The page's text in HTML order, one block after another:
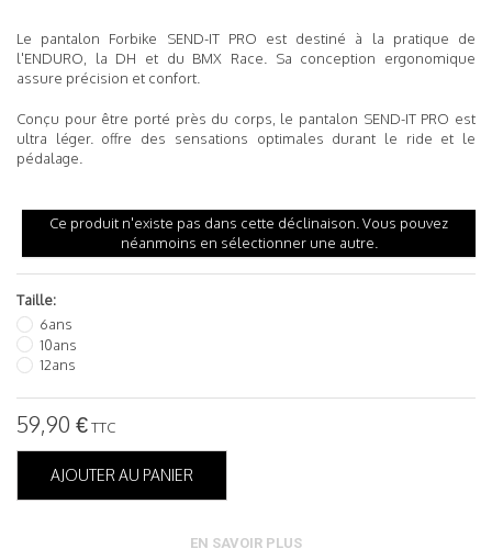
Le pantalon Forbike SEND-IT PRO est destiné à la pratique de
l'ENDURO, la DH et du BMX Race. Sa conception ergonomique
assure précision et confort.
Conçu pour être porté près du corps, le pantalon SEND-IT PRO est
ultra léger.
offre des sensations optimales durant le ride et le
pédalage.
Ce produit n'existe pas dans cette déclinaison. Vous pouvez
néanmoins en sélectionner une autre.
Taille:
6ans
10ans
12ans
59,90 €TTC
AJOUTER AU PANIER
EN SAVOIR PLUS